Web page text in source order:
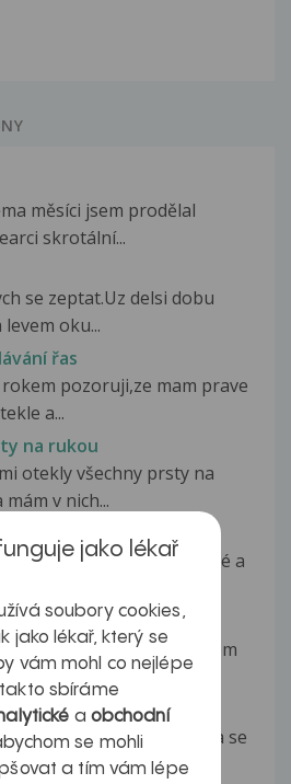
měsíci jsem prodělal
skrotální...
se zeptat.Uz delsi dobu
oku...
řas
pozoruji,ze mam prave
a...
na rukou
otekly všechny prsty na
v nich...
koleno. Na dotek je horké a
bolí...
a je mi 16 let. Ráno jsem
nateklí...
mi ma vyklubat osmicka se
mozna...
jako lékař
soubory cookies,
jako lékař, který se
vám mohl co nejlépe
sbíráme
a obchodní
se mohli
a tím vám lépe